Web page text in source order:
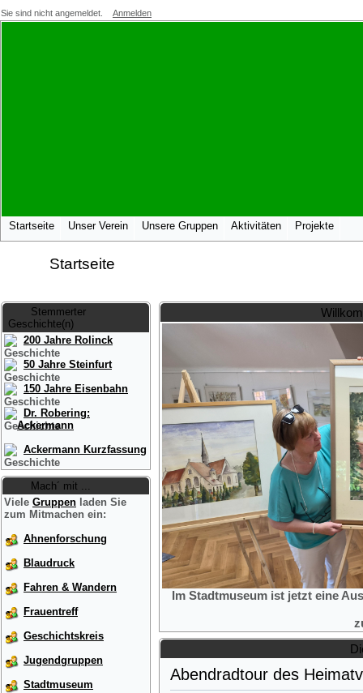
Sie sind nicht angemeldet. Anmelden
Startseite Unser Verein Unsere Gruppen Aktivitäten Projekte
Startseite
Stemmerter
Geschichte(n)
200 Jahre Rolinck
50 Jahre Steinfurt
150 Jahre Eisenbahn
Dr. Robering:
Ackermann
Ackermann Kurzfassung
Mach´ mit ...
Viele Gruppen laden Sie
zum Mitmachen ein:
Ahnenforschung
Blaudruck
Fahren & Wandern
Frauentreff
Geschichtskreis
Jugendgruppen
Stadtmuseum
Im Stadtmuseum ist jetzt eine
Abendradtour des